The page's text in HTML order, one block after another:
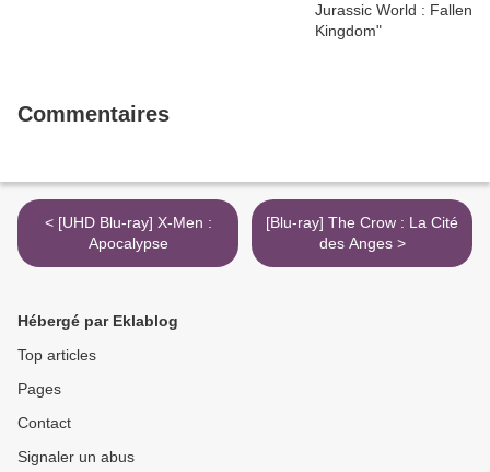
Commentaires
< [UHD Blu-ray] X-Men :
Apocalypse
[Blu-ray] The Crow : La Cité
des Anges >
Hébergé par Eklablog
Top articles
Pages
Contact
Signaler un abus